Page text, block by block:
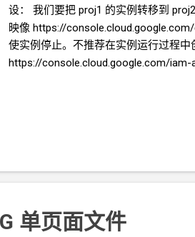
设： 我们要把 proj1 的实例转移到 proj2
映像 https://
使实例停止。不推荐在实例运行过程
https://console.cloud.google.com/
单页面文件